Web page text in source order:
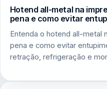
Hotend all-metal na
pena e como evitar
Entenda o hotend all-metal
pena e como evitar
retração, refrigeração e